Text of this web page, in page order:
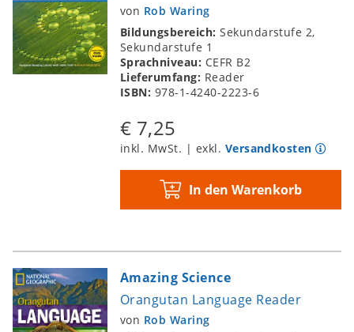
von Rob Waring
Bildungsbereich:Sekundarstufe 2,
Sekundarstufe 1
Sprachniveau: CEFR B2
Lieferumfang: Reader
ISBN: 978-1-4240-2223-6
€ 7,25
inkl. MwSt. | exkl. Versandkosten
In den Warenkorb
Amazing Science
Orangutan Language Reader
von Rob Waring